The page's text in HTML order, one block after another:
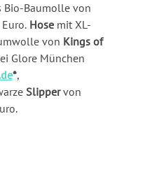
Bio-Baumolle von
Hose mit XL-
von Kings of
Glore München
*,
Slippervon